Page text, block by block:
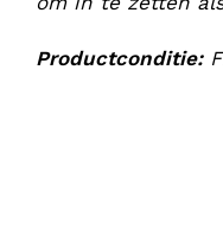
Productconditie: